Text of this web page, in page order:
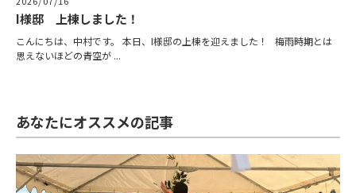
I様邸 上棟しました！
こんにちは、中村です。 本日、I様邸の上棟を迎えました！ 梅雨時期とは
思えないほどの青空が ...
あなたにオススメの記事